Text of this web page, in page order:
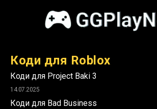
Коди для Roblox
Коди для Project Baki 3
14.07.2025
Коди для Bad Business